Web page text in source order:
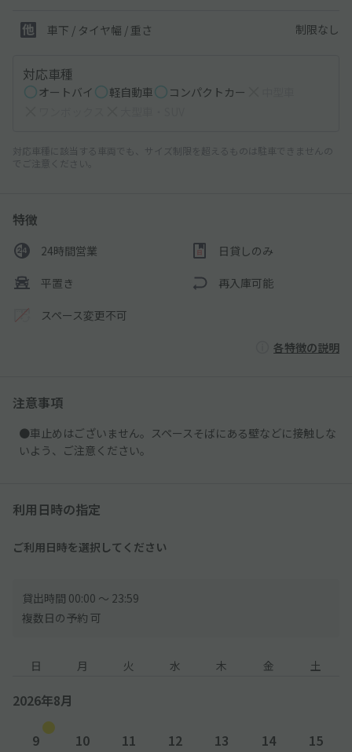
車下 / タイヤ幅 / 重さ 制限なし
対応車種
オートバイ 軽自動車 コンパクトカー
対応車種に該当する車両でも、サイズ制限を超えるものは駐車できませんの
でご注意ください。
特徴
24時間営業 日貸しのみ
平置き 再入庫可能
スペース変更不可
各特徴の説明
注意事項
●車止めはございません。スペースそばにある壁などに接触しな
いよう、ご注意ください。
利用日時の指定
ご利用日時を選択してください
貸出時間 00:00 〜 23:59
複数日の予約 可
日 月 火 水 木 金 土
2026年8月
9 10 11 12 13 14 15